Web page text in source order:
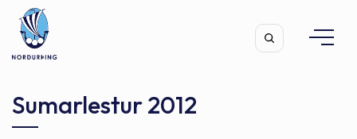
Sumarlestur 2012